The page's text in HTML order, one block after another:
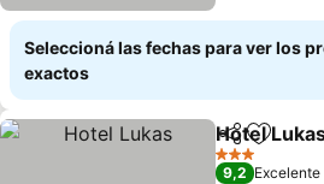
Seleccioná las fechas para ver los
exactos
Compartir
Añadir
Hotel
3 Estrellas
9,2 Excelente